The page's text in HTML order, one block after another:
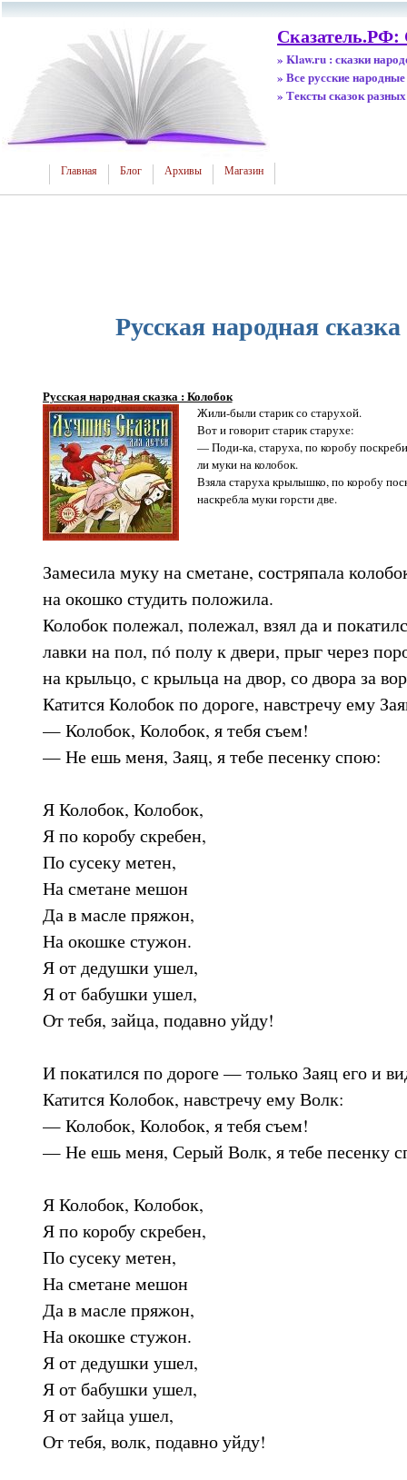
Сказатель.РФ:
» Klaw.ru : сказки
» Все русские народные
» Тексты сказок
Главная Блог Архивы Магазин
Русская народная
Русская народная сказка : Колобок
Жили-были старик со старухой.
Вот и говорит старик старухе:
— Поди-ка, старуха, по коробу
ли муки на колобок.
Взяла старуха крылышко, по коробу
наскребла муки горсти две.
Замесила муку на сметане, состряпала
на окошко студить положила.
Колобок полежал, полежал, взял да и
лавки на пол, пó полу к двери, прыг через
на крыльцо, с крыльца на двор, со двора за
Катится Колобок по дороге, навстречу ему
— Колобок, Колобок, я тебя съем!
— Не ешь меня, Заяц, я тебе песенку спою:
Я Колобок, Колобок,
Я по коробу скребен,
По сусеку метен,
На сметане мешон
Да в масле пряжон,
На окошке стужон.
Я от дедушки ушел,
Я от бабушки ушел,
От тебя, зайца, подавно уйду!
И покатился по дороге — только Заяц его и
Катится Колобок, навстречу ему Волк:
— Колобок, Колобок, я тебя съем!
— Не ешь меня, Серый Волк, я тебе песенку
Я Колобок, Колобок,
Я по коробу скребен,
По сусеку метен,
На сметане мешон
Да в масле пряжон,
На окошке стужон.
Я от дедушки ушел,
Я от бабушки ушел,
Я от зайца ушел,
От тебя, волк, подавно уйду!